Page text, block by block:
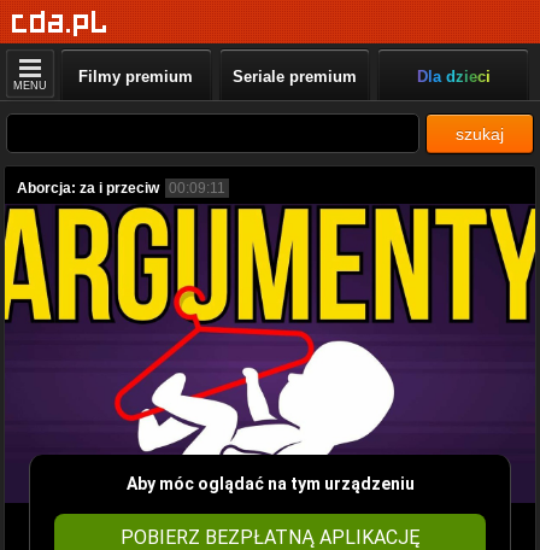
MENU Filmy premium Seriale premium Dla dzieci
szukaj
Aborcja: za i przeciw 00:09:11
Aby móc oglądać na tym urządzeniu
POBIERZ BEZPŁATNĄ APLIKACJĘ